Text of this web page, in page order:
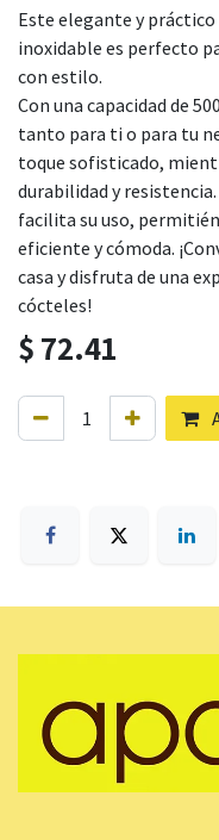
Este elegante y
inoxidable es perfecto
con estilo.
Con una capacidad de
tanto para ti o para tu
toque sofisticado,
durabilidad y
facilita su uso,
eficiente y cómoda.
casa y disfruta de una
cócteles!
$72.41